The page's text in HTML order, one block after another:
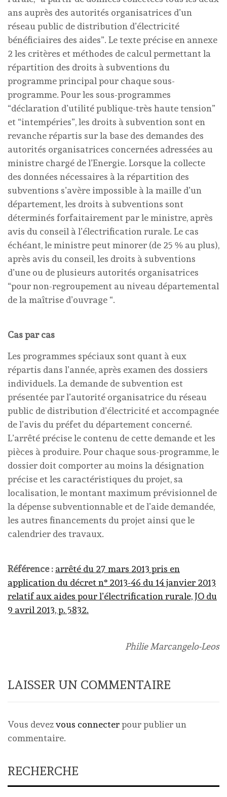
ans auprès des autorités organisatrices d’un
réseau public de distribution d’électricité
bénéficiaires des aides”. Le texte précise en annexe
2 les critères et méthodes de calcul permettant la
répartition des droits à subventions du
programme principal pour chaque sous-
programme. Pour les sous-programmes
“déclaration d’utilité publique-très haute tension”
et “intempéries”, les droits à subvention sont en
revanche répartis sur la base des demandes des
autorités organisatrices concernées adressées au
ministre chargé de l’Energie. Lorsque la collecte
des données nécessaires à la répartition des
subventions s’avère impossible à la maille d’un
département, les droits à subventions sont
déterminés forfaitairement par le ministre, après
avis du conseil à l’électrification rurale. Le cas
échéant, le ministre peut minorer (de 25 % au plus),
après avis du conseil, les droits à subventions
d’une ou de plusieurs autorités organisatrices
“pour non-regroupement au niveau départemental
de la maîtrise d’ouvrage “.
Cas par cas
Les programmes spéciaux sont quant à eux
répartis dans l’année, après examen des dossiers
individuels. La demande de subvention est
présentée par l’autorité organisatrice du réseau
public de distribution d’électricité et accompagnée
de l’avis du préfet du département concerné.
L’arrêté précise le contenu de cette demande et les
pièces à produire. Pour chaque sous-programme, le
dossier doit comporter au moins la désignation
précise et les caractéristiques du projet, sa
localisation, le montant maximum prévisionnel de
la dépense subventionnable et de l’aide demandée,
les autres financements du projet ainsi que le
calendrier des travaux.
Référence : arrêté du 27 mars 2013 pris en
application du décret n° 2013-46 du 14 janvier 2013
relatif aux aides pour l’électrification rurale, JO du
9 avril 2013, p. 5832.
Philie Marcangelo-Leos
LAISSER UN COMMENTAIRE
Vous devezvous connecterpour publier un
commentaire.
RECHERCHE